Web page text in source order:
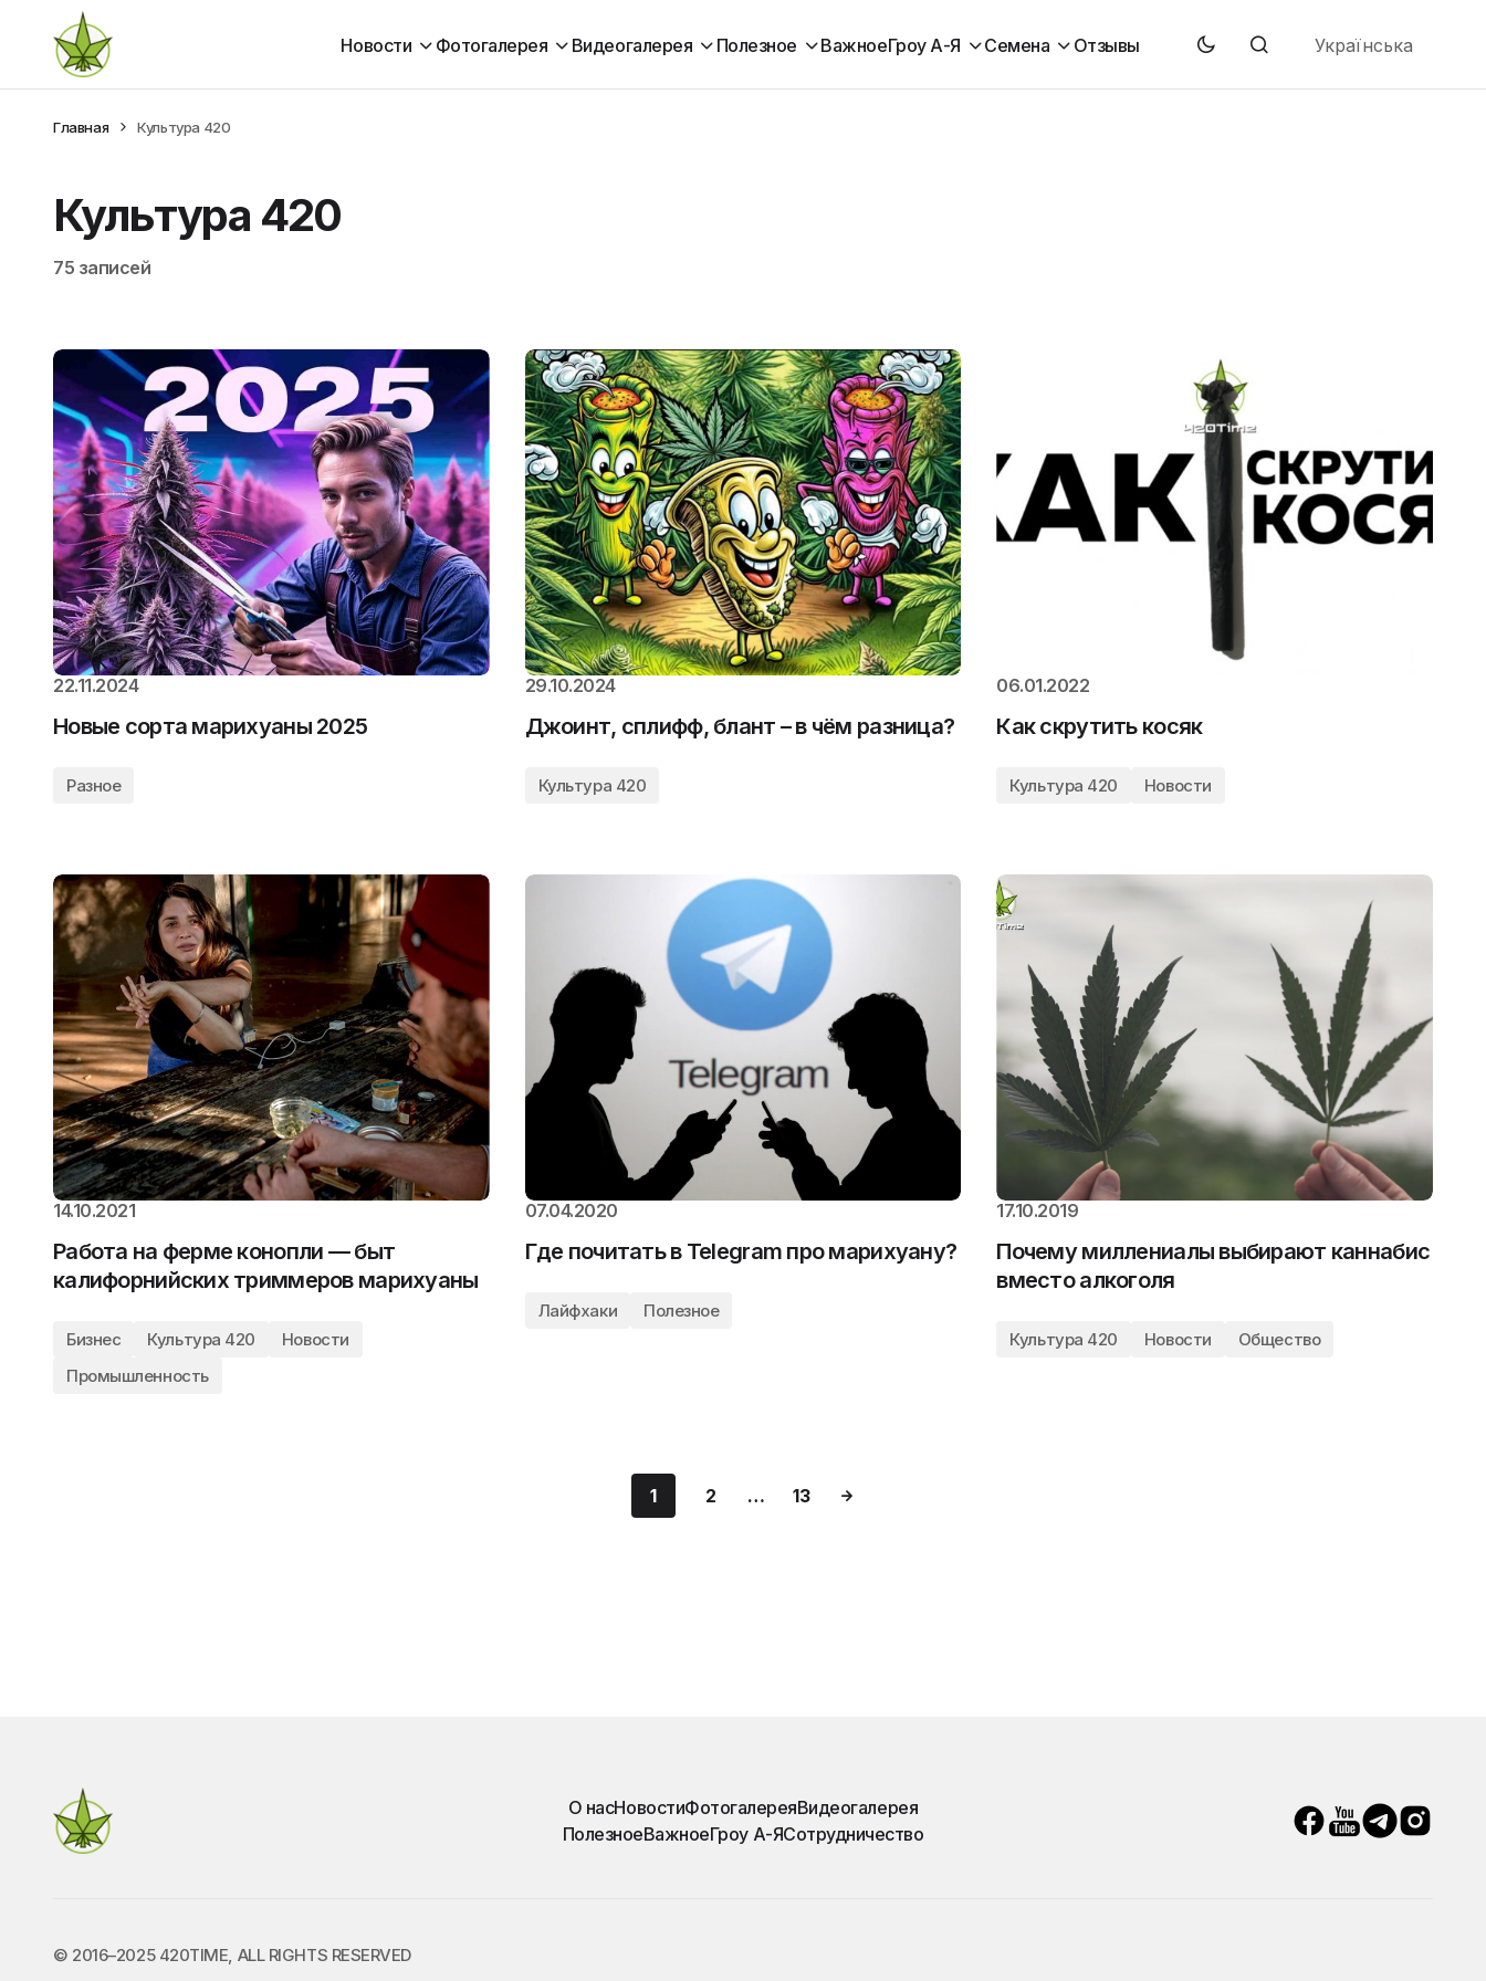
Новости Фотогалерея Видеогалерея Полезное ВажноеГроу А-Я Семена Отзывы Українська
Главная Культура 420
Культура 420
75 записей
22.11.2024
Новые сорта марихуаны 2025
Разное
29.10.2024
Джоинт, сплифф, блант – в чём разница?
Культура 420
06.01.2022
Как скрутить косяк
Культура 420 Новости
14.10.2021
Работа на ферме конопли — быт
калифорнийских триммеров марихуаны
Бизнес Культура 420
Новости
Промышленность
07.04.2020
Где почитать в Telegram про марихуану?
Лайфхаки Полезное
17.10.2019
Почему миллениалы выбирают каннабис
вместо алкоголя
Культура 420 Новости Общество
1 2 … 13
О насНовостиФотогалереяВидеогалерея
ПолезноеВажноеГроу А-ЯСотрудничество
© 2016–2025 420TIME, ALL RIGHTS RESERVED